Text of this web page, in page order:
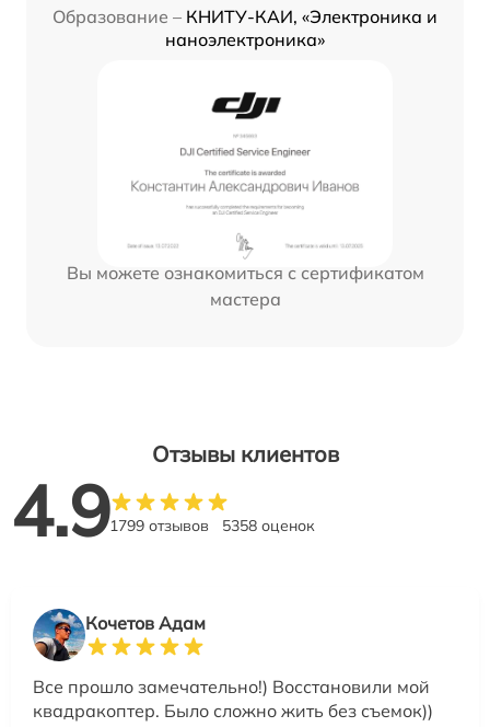
Образование – КНИТУ-КАИ, «Электроника и
наноэлектроника»
Вы можете ознакомиться с сертификатом
мастера
Отзывы клиентов
4.91799 отзывов 5358 оценок
Кочетов Адам
Все прошло замечательно!) Восстановили мой
квадракоптер. Было сложно жить без съемок))